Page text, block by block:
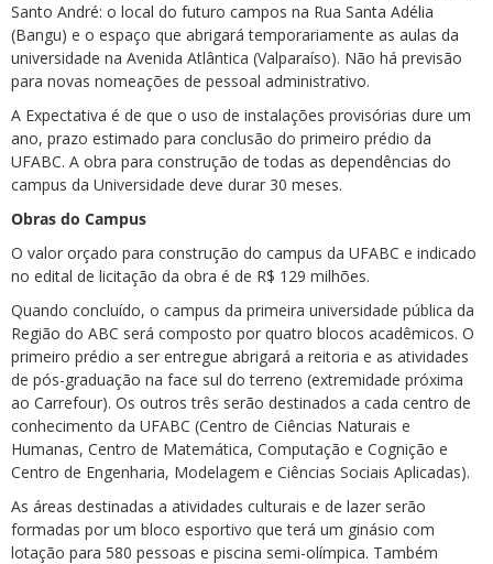
Santo André: o local do futuro campos na Rua Santa Adélia
(Bangu) e o espaço que abrigará temporariamente as aulas da
universidade na Avenida Atlântica (Valparaíso). Não há previsão
para novas nomeações de pessoal administrativo.
A Expectativa é de que o uso de instalações provisórias dure um
ano, prazo estimado para conclusão do primeiro prédio da
UFABC. A obra para construção de todas as dependências do
campus da Universidade deve durar 30 meses.
Obras do Campus
O valor orçado para construção do campus da UFABC e indicado
no edital de licitação da obra é de R$ 129 milhões.
Quando concluído, o campus da primeira universidade pública da
Região do ABC será composto por quatro blocos acadêmicos. O
primeiro prédio a ser entregue abrigará a reitoria e as atividades
de pós-graduação na face sul do terreno (extremidade próxima
ao Carrefour). Os outros três serão destinados a cada centro de
conhecimento da UFABC (Centro de Ciências Naturais e
Humanas, Centro de Matemática, Computação e Cognição e
Centro de Engenharia, Modelagem e Ciências Sociais Aplicadas).
As áreas destinadas a atividades culturais e de lazer serão
formadas por um bloco esportivo que terá um ginásio com
lotação para 580 pessoas e piscina semi-olímpica. Também